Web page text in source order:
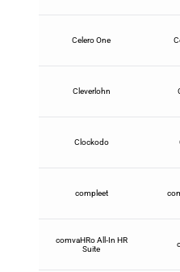
Celero One
Cleverlohn
Clockodo
compleet
comvaHRo All‑In HR
Suite